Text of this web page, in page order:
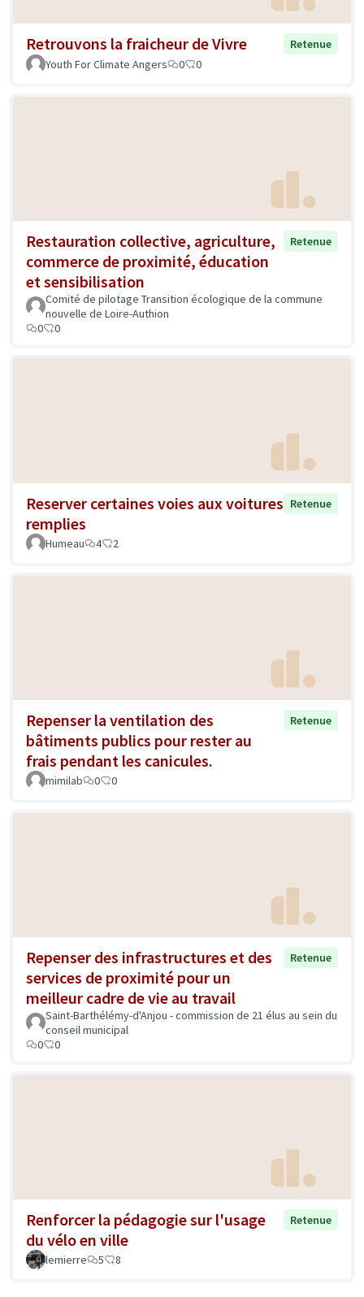
Retrouvons la fraicheur de Vivre
Retenue
Youth For Climate Angers
0 0
Restauration collective, agriculture,
commerce de proximité, éducation
et sensibilisation
Retenue
Comité de pilotage Transition écologique de la commune
nouvelle de Loire-Authion
0
0
Reserver certaines voies aux voitures
remplies
Retenue
Humeau 4 2
Repenser la ventilation des
bâtiments publics pour rester au
frais pendant les canicules.
Retenue
mimilab 0 0
Repenser des infrastructures et des
services de proximité pour un
meilleur cadre de vie au travail
Retenue
Saint-Barthélémy-d'Anjou - commission de 21 élus au sein du
conseil municipal
0
0
Renforcer la pédagogie sur l'usage
du vélo en ville
Retenue
lemierre 5 8